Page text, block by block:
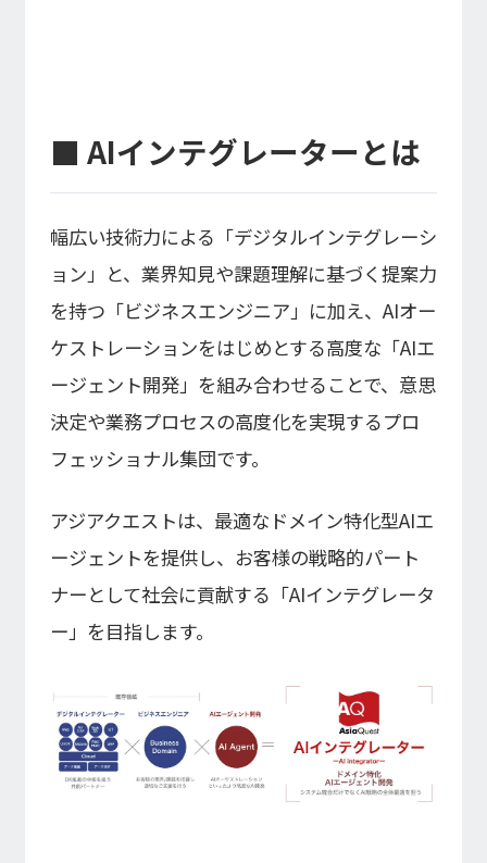
■ AIインテグレーターとは
幅広い技術力による「デジタルインテグレーシ
ョン」と、業界知見や課題理解に基づく提案力
を持つ「ビジネスエンジニア」に加え、AIオー
ケストレーションをはじめとする高度な「AIエ
ージェント開発」を組み合わせることで、意思
決定や業務プロセスの高度化を実現するプロ
フェッショナル集団です。
アジアクエストは、最適なドメイン特化型AIエ
ージェントを提供し、お客様の戦略的パート
ナーとして社会に貢献する「AIインテグレータ
ー」を目指します。